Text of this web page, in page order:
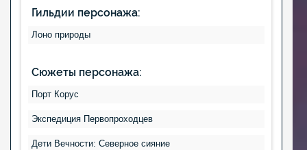
Гильдии персонажа:
Лоно природы
Сюжеты персонажа:
Порт Корус
Экспедиция Первопроходцев
Дети Вечности: Северное сияние